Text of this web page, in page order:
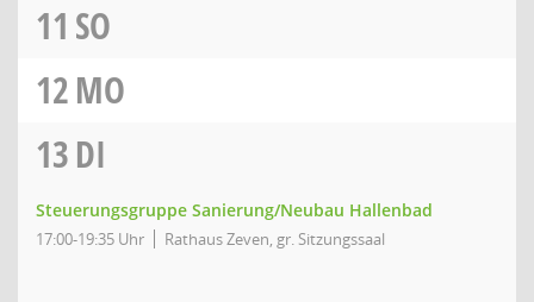
11 SO
12MO
13DI
Steuerungsgruppe Sanierung/Neubau Hallenbad
17:00-19:35 Uhr Rathaus Zeven, gr. Sitzungssaal